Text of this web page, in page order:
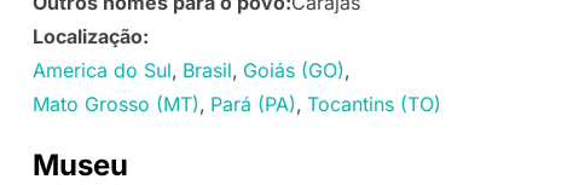
Localização:
America do Sul Brasil Goiás (GO)
Mato Grosso (MT) Pará (PA) Tocantins (TO)
Museu